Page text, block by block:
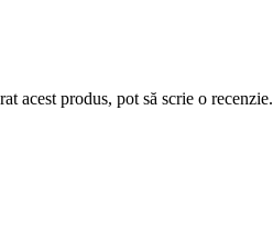
acest produs, pot să scrie o recenzie.